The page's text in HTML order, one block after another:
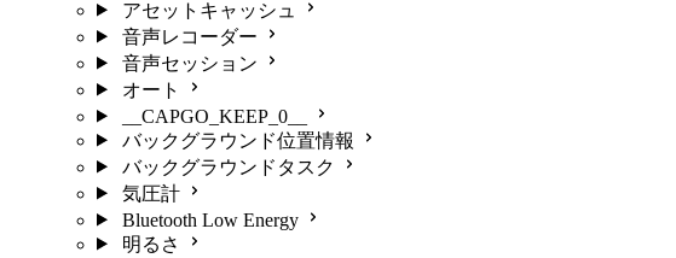
アセットキャッシュ
音声レコーダー
音声セッション
オート
__CAPGO_KEEP_0__
バックグラウンド位置情報
バックグラウンドタスク
気圧計
Bluetooth Low Energy
明るさ